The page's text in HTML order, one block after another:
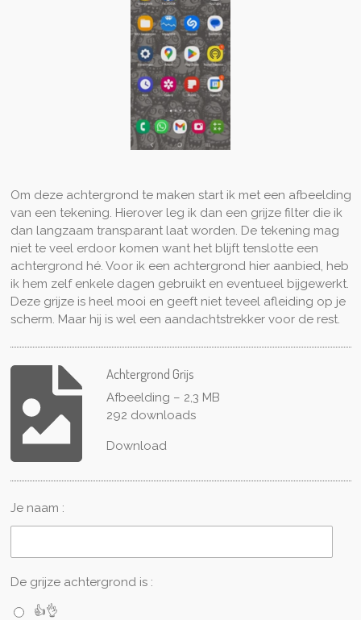
Om deze achtergrond te maken start ik met een afbeelding
van een tekening. Hierover leg ik dan een grijze filter die ik
dan langzaam transparant laat worden. De tekening mag
niet te veel erdoor komen want het blijft tenslotte een
achtergrond hé. Voor ik een achtergrond hier aanbied, heb
ik hem zelf enkele dagen gebruikt en eventueel bijgewerkt.
Deze grijze is heel mooi en geeft niet teveel afleiding op je
scherm. Maar hij is wel een aandachtstrekker voor de rest.
Achtergrond Grijs
Afbeelding – 2,3 MB
292 downloads
Download
Je naam :
De grijze achtergrond is :
👍👌